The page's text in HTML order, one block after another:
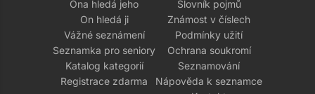
Ona hledá jeho
On hledá ji
Vážné seznámení
Seznamka pro seniory
Katalog kategorií
Registrace zdarma
Slovník pojmů
Známost v číslech
Podmínky užití
Ochrana soukromí
Seznamování
Nápověda k seznamce